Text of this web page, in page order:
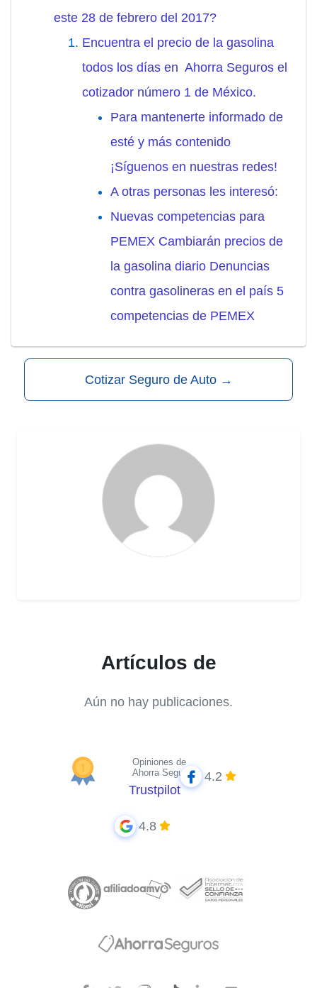
este 28 de febrero del 2017?
Encuentra el precio de la gasolina
todos los días en Ahorra Seguros el
cotizador número 1 de México.
Para mantenerte informado de
esté y más contenido
¡Síguenos en nuestras redes!
A otras personas les interesó:
Nuevas competencias para
PEMEX Cambiarán precios de
la gasolina diario Denuncias
contra gasolineras en el país 5
competencias de PEMEX
Cotizar Seguro de Auto →
Artículos de
Aún no hay publicaciones.
Opiniones de
Ahorra Seguros
Trustpilot
4.2
4.8